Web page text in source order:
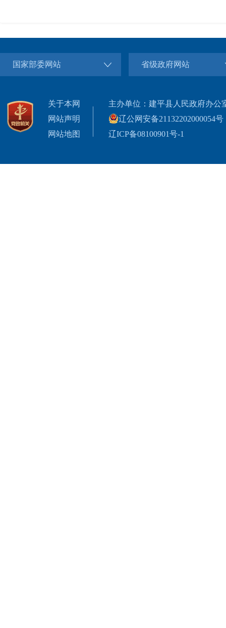
国家部委网站 省级政府网站
关于本网
网站声明
网站地图
主办单位：建平县人民政府办公
辽公网安备21132202000054号
辽ICP备08100901号-1